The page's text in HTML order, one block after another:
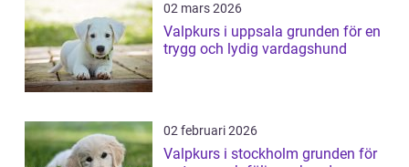
02 mars 2026
Valpkurs i uppsala grunden för en
trygg och lydig vardagshund
02 februari 2026
Valpkurs i stockholm grunden för